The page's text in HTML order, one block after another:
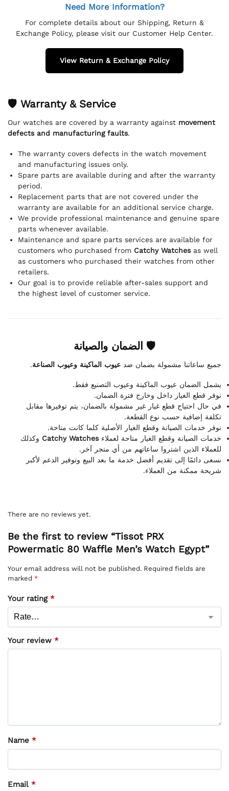
Need More Information?
For complete details about our Shipping, Return &
Exchange Policy, please visit our Customer Help Center.
View Return & Exchange Policy
🛡 Warranty & Service
Our watches are covered by a warranty against movement
defects and manufacturing faults.
The warranty covers defects in the watch movement
and manufacturing issues only.
Spare parts are available during and after the warranty
period.
Replacement parts that are not covered under the
warranty are available for an additional service charge.
We provide professional maintenance and genuine spare
parts whenever available.
Maintenance and spare parts services are available for
customers who purchased from Catchy Watchesas well
as customers who purchased their watches from other
retailers.
Our goal is to provide reliable after-sales support and
the highest level of customer service.
🛡 الضمان والصيانة
جميع ساعاتنا مشمولة بضمان ضد عيوب الماكينة وعيوب الصناعة.
يشمل الضمان عيوب الماكينة وعيوب التصنيع فقط.
نوفر قطع الغيار داخل وخارج فترة الضمان.
في حال احتياج قطع غيار غير مشمولة بالضمان، يتم توفيرها مقابل
تكلفة إضافية حسب نوع القطعة.
نوفر خدمات الصيانة وقطع الغيار الأصلية كلما كانت متاحة.
خدمات الصيانة وقطع الغيار متاحة لعملاءCatchy Watches وكذلك
للعملاء الذين اشتروا ساعاتهم من أي متجر آخر.
نسعى دائمًا إلى تقديم أفضل خدمة ما بعد البيع وتوفير الدعم لأكبر
شريحة ممكنة من العملاء.
There are no reviews yet.
Be the first to review “Tissot PRX
Powermatic 80 Waffle Men’s Watch Egypt”
Your email address will not be published. Required fields are
marked *
Your rating *
Your review *
Name *
Email *